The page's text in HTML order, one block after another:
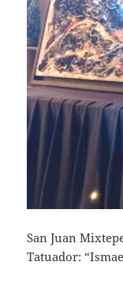
San Juan
Tatuador: